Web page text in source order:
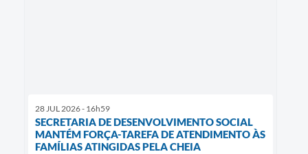
28 JUL 2026 - 16h59
SECRETARIA DE DESENVOLVIMENTO SOCIAL
MANTÉM FORÇA-TAREFA DE ATENDIMENTO ÀS
FAMÍLIAS ATINGIDAS PELA CHEIA